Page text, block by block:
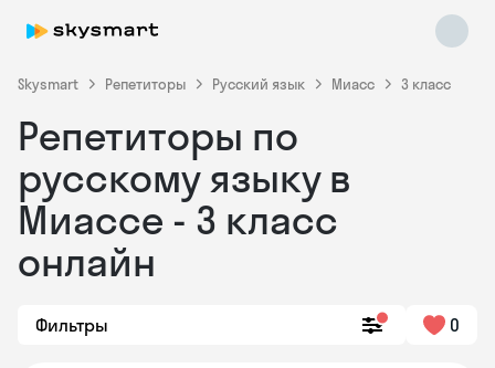
Skysmart Репетиторы Русский язык Миасс 3 класс
Репетиторы по
русскому языку в
Миассе - 3 класс
онлайн
Фильтры 0